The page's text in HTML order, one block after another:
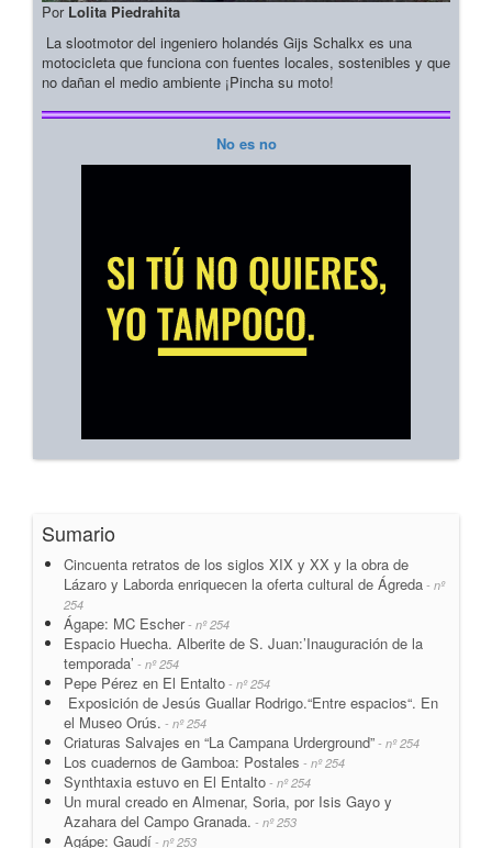
Por Lolita Piedrahita
La slootmotor del ingeniero holandés Gijs Schalkx es una
motocicleta que funciona con fuentes locales, sostenibles y que
no dañan el medio ambiente ¡Pincha su moto!
No es no
Sumario
Cincuenta retratos de los siglos XIX y XX y la obra de
Lázaro y Laborda enriquecen la oferta cultural de Ágreda - nº
254
Ágape: MC Escher- nº 254
Espacio Huecha. Alberite de S. Juan:’Inauguración de la
temporada’ - nº 254
Pepe Pérez en El Entalto - nº 254
Exposición de Jesús Guallar Rodrigo.“Entre espacios“. En
el Museo Orús. - nº 254
Criaturas Salvajes en “La Campana Urderground” - nº 254
Los cuadernos de Gamboa: Postales - nº 254
Synthtaxia estuvo en El Entalto - nº 254
Un mural creado en Almenar, Soria, por Isis Gayo y
Azahara del Campo Granada. - nº 253
Agápe: Gaudí - nº 253